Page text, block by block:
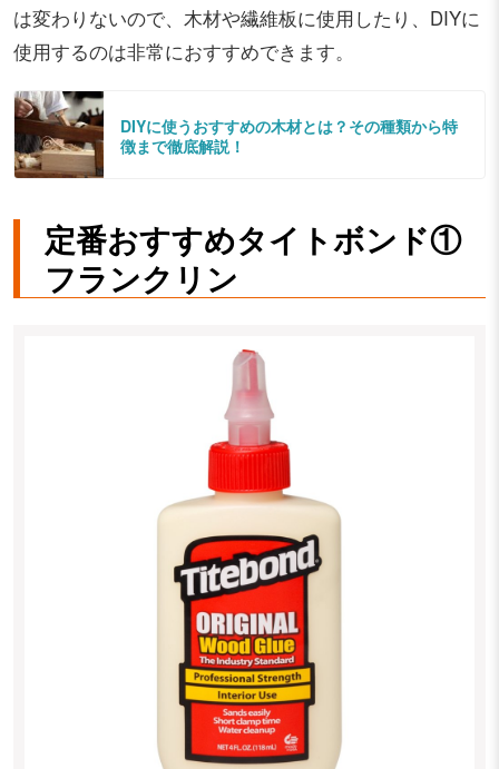
は変わりないので、木材や繊維板に使用したり、DIYに
使用するのは非常におすすめできます。
DIYに使うおすすめの木材とは？その種類から特
徴まで徹底解説！
定番おすすめタイトボンド①
フランクリン